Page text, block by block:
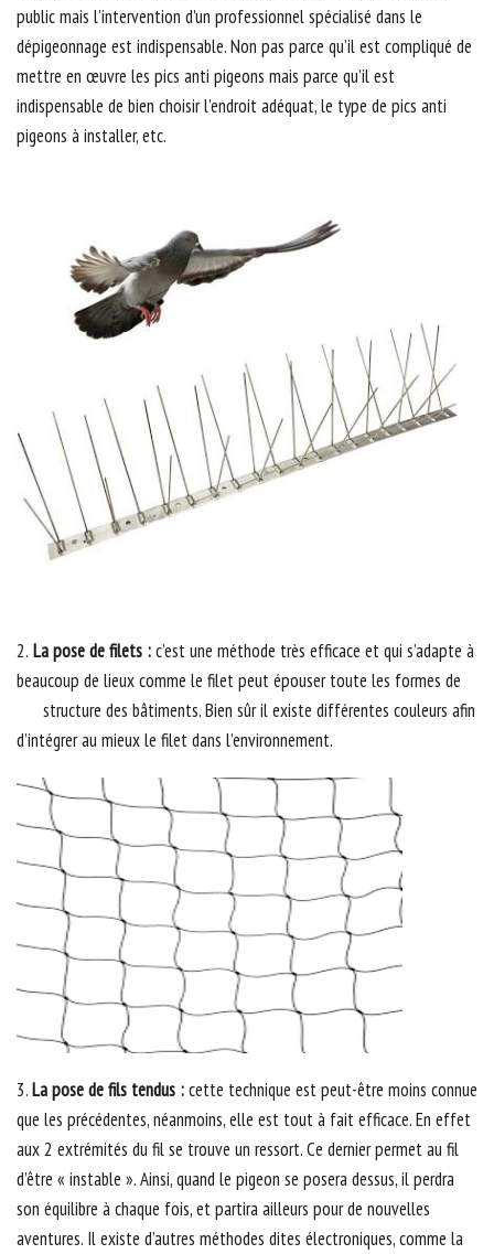
public mais l’intervention d’un professionnel spécialisé dans le
dépigeonnage est indispensable. Non pas parce qu’il est compliqué de
mettre en œuvre les pics anti pigeons mais parce qu’il est
indispensable de bien choisir l’endroit adéquat, le type de pics anti
pigeons à installer, etc.
2. La pose de filets :c’est une méthode très efficace et qui s’adapte à
beaucoup de lieux comme le filet peut épouser toute les formes de
structure des bâtiments. Bien sûr il existe différentes couleurs afin
d’intégrer au mieux le filet dans l’environnement.
3.La pose de fils tendus :cette technique est peut-être moins connue
que les précédentes, néanmoins, elle est tout à fait efficace. En effet
aux 2 extrémités du fil se trouve un ressort. Ce dernier permet au fil
d’être « instable ». Ainsi, quand le pigeon se posera dessus, il perdra
son équilibre à chaque fois, et partira ailleurs pour de nouvelles
aventures. Il existe d’autres méthodes dites électroniques, comme la